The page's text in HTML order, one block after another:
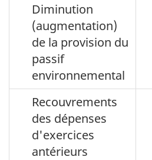
Diminution
(augmentation)
de la provision du
passif
environnemental
Recouvrements
des dépenses
d'exercices
antérieurs